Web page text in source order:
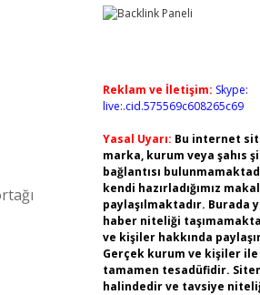
Reklam ve İletişim: Skype:
live:.cid.575569c608265c69
Yasal Uyarı: Bu internet
marka, kurum veya şahıs
bağlantısı
kendi hazırladığımız
paylaşılmaktadır. Burada
haber niteliği
ve kişiler hakkında
Gerçek kurum ve kişiler
tamamen tesadüfidir.
halindedir ve tavsiye